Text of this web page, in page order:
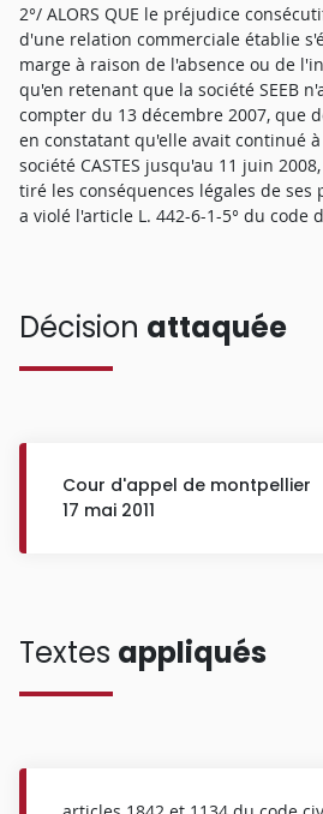
2°/ ALORS QUE le préjudice
d'une relation commerciale établie
marge à raison de l'absence ou de
qu'en retenant que la société SEEB
compter du 13 décembre 2007, que
en constatant qu'elle avait continué
société CASTES jusqu'au 11 juin
tiré les conséquences légales de
a violé l'article L. 442-6-1-5° du code
Décision attaquée
Cour d'appel de montpellier
17 mai 2011
Textes appliqués